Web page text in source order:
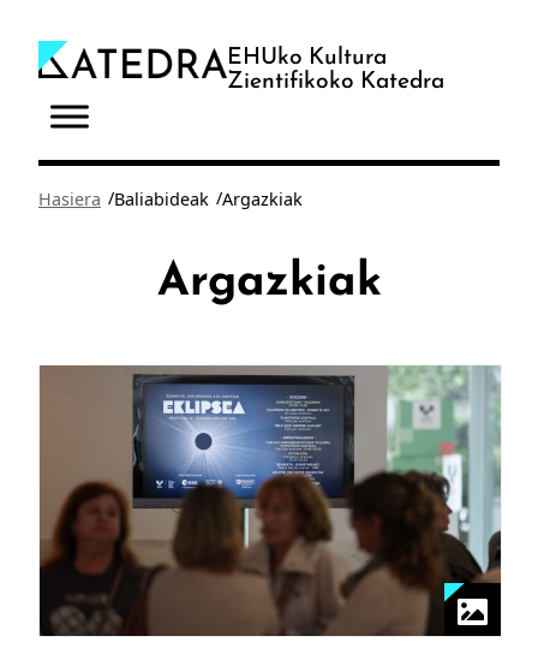
edukira
EHUko Kultura
Zientifikoko Katedra
Hasiera /Baliabideak /Argazkiak
Argazkiak